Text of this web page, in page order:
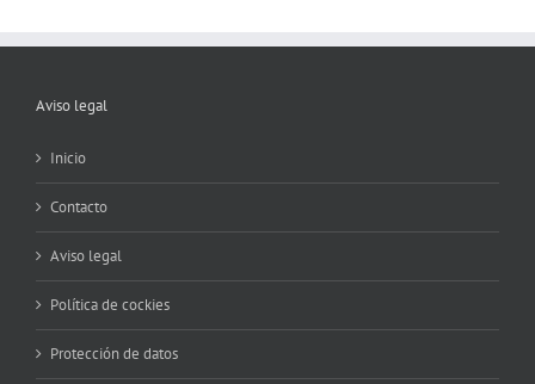
Aviso legal
Inicio
Contacto
Aviso legal
Política de cockies
Protección de datos